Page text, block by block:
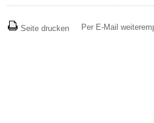
Seite drucken Per E-Mail